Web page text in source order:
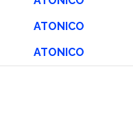
ATONICO
ATONICO